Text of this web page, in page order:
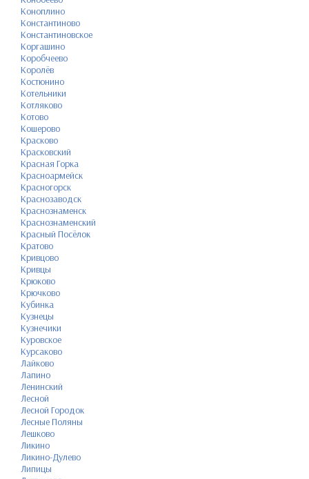
Коноплино
Константиново
Константиновское
Коргашино
Коробчеево
Королёв
Костюнино
Котельники
Котляково
Котово
Кошерово
Красково
Красковский
Красная Горка
Красноармейск
Красногорск
Краснозаводск
Краснознаменск
Краснознаменский
Красный Посёлок
Кратово
Кривцово
Кривцы
Крюково
Крючково
Кубинка
Кузнецы
Кузнечики
Куровское
Курсаково
Лайково
Лапино
Ленинский
Лесной
Лесной Городок
Лесные Поляны
Лешково
Ликино
Ликино-Дулево
Липицы